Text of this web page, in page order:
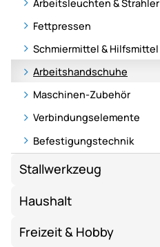
Arbeitsleuchten & Strahler
Fettpressen
Schmiermittel & Hilfsmittel
Arbeitshandschuhe
Maschinen-Zubehör
Verbindungselemente
Befestigungstechnik
Stallwerkzeug
Haushalt
Freizeit & Hobby